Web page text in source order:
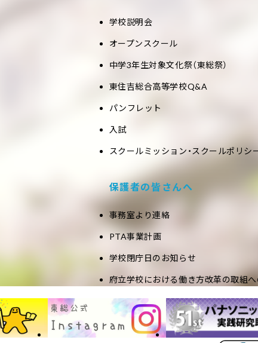
学校説明会
オープンスクール
中学3年生対象文化祭（東総祭）
東住吉総合高等学校Q&A
パンフレット
入試
スクールミッション・スクールポリシ
保護者の皆さんへ
事務室より連絡
PTA事業計画
学校閉庁日のお知らせ
府立学校における働き方改革の取組